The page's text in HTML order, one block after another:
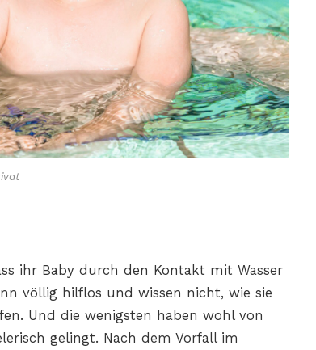
ihr Baby durch den Kontakt mit Wasser
völlig hilflos und wissen nicht, wie sie
Und die wenigsten haben wohl von
gelingt. Nach dem Vorfall im